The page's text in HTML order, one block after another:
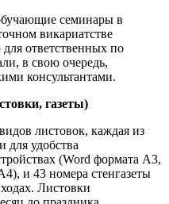
семинары в
викариатстве
ответственных по
в свою очередь,
консультантами.
газеты)
листовок, каждая из
для удобства
(Word формата А3,
и 43 номера стенгазеты
Листовки